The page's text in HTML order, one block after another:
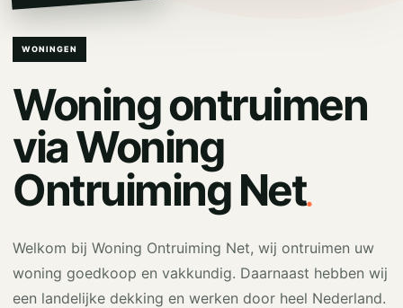
WONINGEN
Woning ontruimen
via Woning
Ontruiming Net.
Welkom bij Woning Ontruiming Net, wij ontruimen uw
woning goedkoop en vakkundig. Daarnaast hebben wij
een landelijke dekking en werken door heel Nederland.